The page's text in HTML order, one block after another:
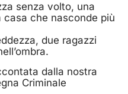
senza volto, una
che nasconde più
due ragazzi
dalla nostra
Criminale